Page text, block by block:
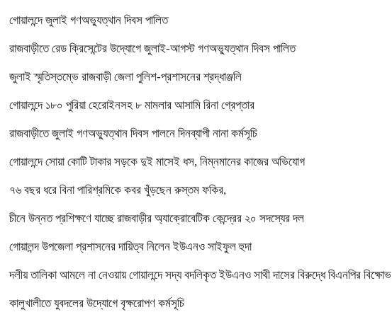
গোয়ালন্দে জুলাই গণঅভ্যুত্থান দিবস পালিত
রাজবাড়ীতে রেড ক্রিসেন্টের উদ্যোগে জুলাই-আগস্ট গণঅভ্যুত্থান দিবস পালিত
জুলাই স্মৃতিস্তম্ভে রাজবাড়ী জেলা পুলিশ-প্রশাসনের শ্রদ্ধাঞ্জলি
গোয়ালন্দে ১৮০ পুরিয়া হেরোইনসহ ৮ মামলার আসামি রিনা গ্রেপ্তার
রাজবাড়ীতে জুলাই গণঅভ্যুত্থান দিবস পালনে দিনব্যাপী নানা কর্মসূচি
গোয়ালন্দে সোয়া কোটি টাকার সড়কে দুই মাসেই ধস, নিম্নমানের কাজের অভিযোগ
৭৬ বছর ধরে বিনা পারিশ্রমিকে কবর খুঁড়ছেন রুস্তম ফকির,
চীনে উন্নত প্রশিক্ষণে যাচ্ছে রাজবাড়ীর অ্যাক্রোবেটিক কেন্দ্রের ২০ সদস্যের দল
গোয়ালন্দ উপজেলা প্রশাসনের দায়িত্ব নিলেন ইউএনও সাইফুল হুদা
দলীয় তালিকা আমলে না নেওয়ায় গোয়ালন্দে সদ্য বদলিকৃত ইউএনও সাথী দাসের বিরুদ্ধে বিএনপির বিক্ষোভ
কালুখালীতে যুবদলের উদ্যোগে বৃক্ষরোপণ কর্মসূচি